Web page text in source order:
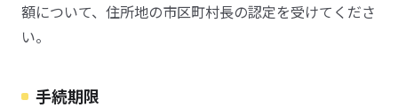
額について、住所地の市区町村長の認定を受けてくださ
い。
手続期限